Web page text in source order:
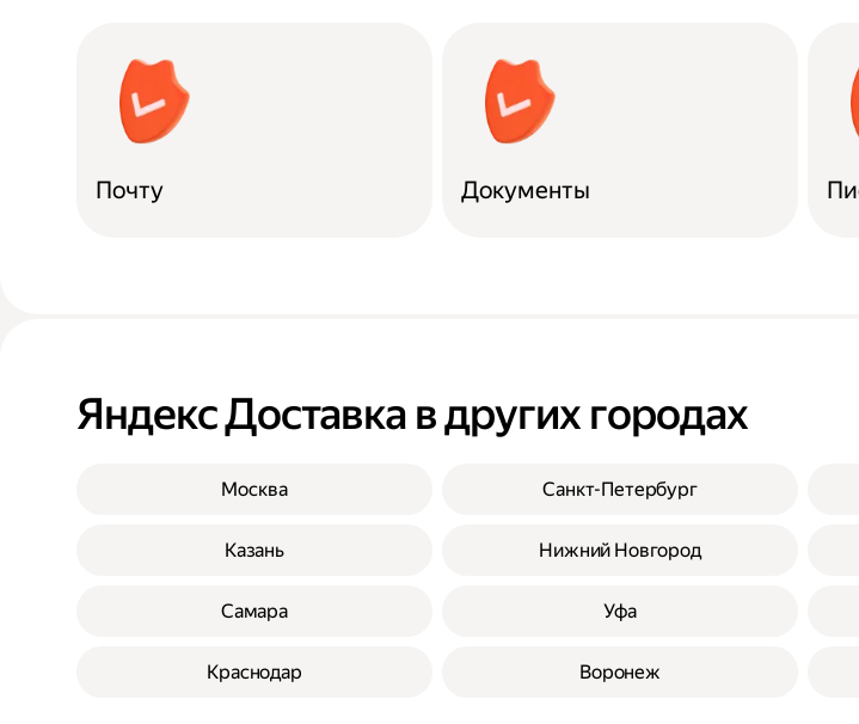
Почту Документы
Яндекс Доставка в других городах
Москва Санкт-Петербург
Казань Нижний Новгород
Самара Уфа
Краснодар Воронеж